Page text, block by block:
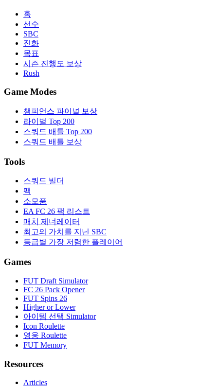
홈
선수
SBC
진화
목표
시즌 진행도 보상
Rush
Game Modes
챔피언스 파이널 보상
라이벌 Top 200
스쿼드 배틀 Top 200
스쿼드 배틀 보상
Tools
스쿼드 빌더
팩
소모품
EA FC 26 팩 리스트
매치 제너레이터
최고의 가치를 지닌 SBC
등급별 가장 저렴한 플레이어
Games
FUT Draft Simulator
FC 26 Pack Opener
FUT Spins 26
Higher or Lower
아이템 선택 Simulator
Icon Roulette
영웅 Roulette
FUT Memory
Resources
Articles